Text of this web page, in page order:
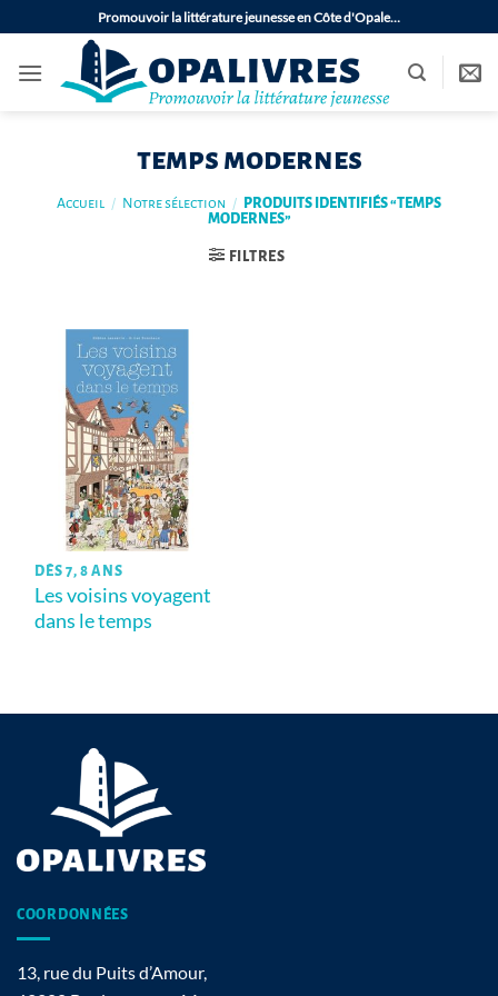
au
contenu
Promouvoir la littérature jeunesse en Côte d'Opale…
temps modernes
Accueil / Notre sélection /
PRODUITS IDENTIFIÉS “TEMPS
MODERNES”
FILTRES
DÈS 7, 8 ANS
Les voisins voyagent
dans le temps
COORDONNÉES
13, rue du Puits d’Amour,